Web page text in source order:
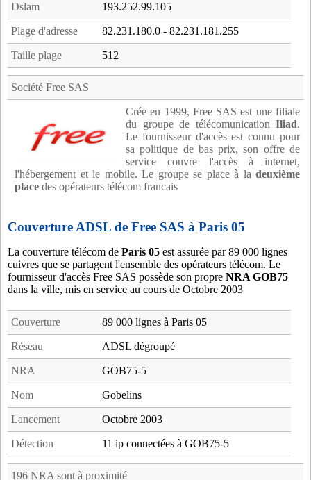
Dslam 193.252.99.105
Plage d'adresse 82.231.180.0 - 82.231.181.255
Taille plage 512
Société Free SAS
Crée en 1999, Free SAS est une filiale
du groupe de télécomunication Iliad.
Le fournisseur d'accès est connu pour
sa politique de bas prix, son offre de
service couvre l'accès à internet,
l'hébergement et le mobile. Le groupe se place à la deuxième
place des opérateurs télécom francais
Couverture ADSL de Free SAS à Paris 05
La couverture télécom de Paris 05 est assurée par 89 000 lignes
cuivres que se partagent l'ensemble des opérateurs télécom. Le
fournisseur d'accès Free SAS possède son propre NRA GOB75
dans la ville, mis en service au cours de Octobre 2003
Couverture 89 000 lignes à Paris 05
Réseau ADSL dégroupé
NRA GOB75-5
Nom Gobelins
Lancement Octobre 2003
Détection 11 ip connectées à GOB75-5
196 NRA sont à proximité